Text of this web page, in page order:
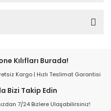
Kılıfları Burada!
Kargo | Hızlı Teslimat Garantisi
Bizi Takip Edin
7/24 Bizlere Ulaşabilirsiniz!